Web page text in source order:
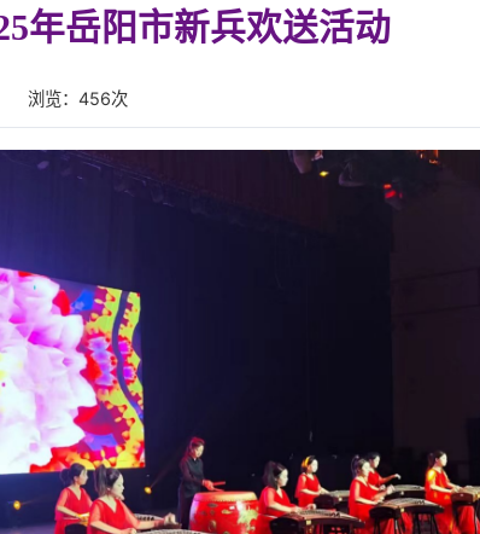
年岳阳市新兵欢送活动
浏览： 456次